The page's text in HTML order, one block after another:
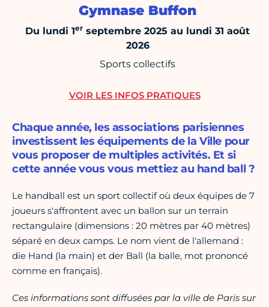
Gymnase Buffon
Du lundi 1er septembre 2025 au lundi 31 août
2026
Sports collectifs
Chaque année, les associations parisiennes
investissent les équipements de la Ville pour
vous proposer de multiples activités. Et si
cette année vous vous mettiez au hand ball ?
Le handball est un sport collectif où deux équipes de 7
joueurs s'affrontent avec un ballon sur un terrain
rectangulaire (dimensions : 20 mètres par 40 mètres)
séparé en deux camps. Le nom vient de l'allemand :
die Hand (la main) et der Ball (la balle, mot prononcé
comme en français).
Ces informations sont diffusées par la ville de Paris sur
VOIR LES INFOS PRATIQUES